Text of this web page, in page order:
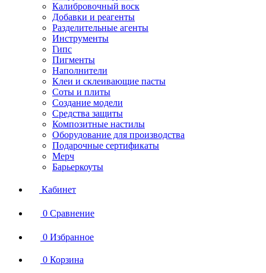
Калибровочный воск
Добавки и реагенты
Разделительные агенты
Инструменты
Гипс
Пигменты
Наполнители
Клеи и склеивающие пасты
Соты и плиты
Создание модели
Средства защиты
Композитные настилы
Оборудование для производства
Подарочные сертификаты
Мерч
Барьеркоуты
Кабинет
0 Сравнение
0 Избранное
0 Корзина